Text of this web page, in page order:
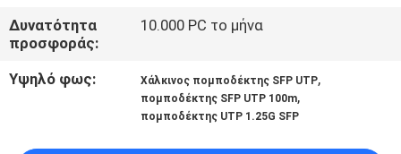
ΕΙΔΉΣΕΙΣ
ΖΗΤΉΣΤΕ
ΑΠΌΣΠΑΣΜΑ
Δυνατότητα
προσφοράς:
10.000 PC το μήνα
Υψηλό φως: Χάλκινος πομποδέκτης SFP UTP,
πομποδέκτης SFP UTP 100m,
πομποδέκτης UTP 1.25G SFP